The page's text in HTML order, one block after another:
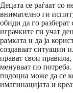
Децата се раѓаат со
внимателно ги
обиди да го разберат
играчките ги учат
рамката и да ја
создаваат ситуации
прават свои
менуваат по
подоцна може да се
имагинацијата и